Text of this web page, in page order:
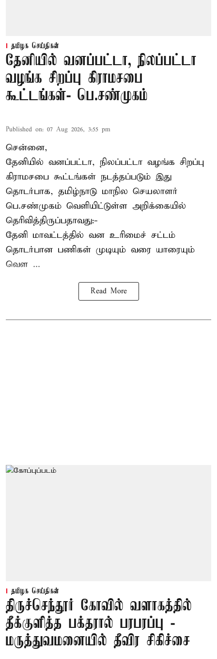
தமிழக செய்திகள்
தேனியில் வனப்பட்டா, நிலப்பட்டா
வழங்க சிறப்பு கிராமசபை
கூட்டங்கள்- பெ.சண்முகம்
Published on: 07 Aug 2026, 3:55 pm
சென்னை,
தேனியில் வனப்பட்டா, நிலப்பட்டா வழங்க சிறப்பு
கிராமசபை கூட்டங்கள் நடத்தப்படும் இது
தொடர்பாக, தமிழ்நாடு மாநில செயலாளர்
பெ.சண்முகம் வெளியிட்டுள்ள அறிக்கையில்
தெரிவித்திருப்பதாவது:-
தேனி மாவட்டத்தில் வன உரிமைச் சட்டம்
தொடர்பான பணிகள் முடியும் வரை யாரையும்
வெள ...
Read More
தமிழக செய்திகள்
திருச்செந்தூர் கோவில் வளாகத்தில்
தீக்குளித்த பக்தரால் பரபரப்பு -
மருத்துவமனையில் தீவிர சிகிச்சை